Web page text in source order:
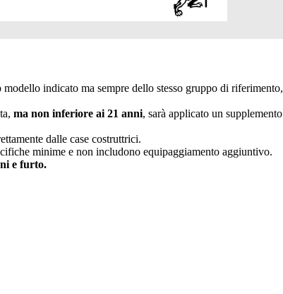
indicato ma sempre dello stesso gruppo di
ma non inferiore ai 21 anni, sarà applicato un
dalle case costruttrici.
minime e non includono equipaggiamento aggiuntivo.
e furto.